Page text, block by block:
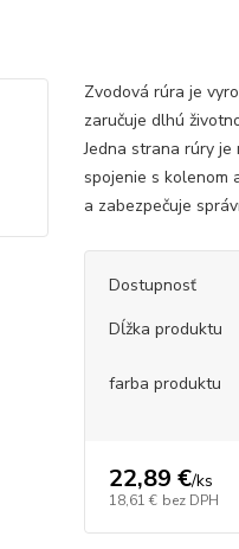
Zvodová rúra je
zaručuje dlhú
Jedna strana rúry je
spojenie s kolenom
a zabezpečuje
Dostupnosť
Dĺžka produktu
farba produktu
22,89 €/ks
18,61 € bez DPH